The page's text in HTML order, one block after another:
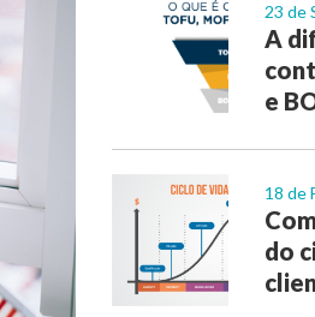
23 de
A
e
18 de
do